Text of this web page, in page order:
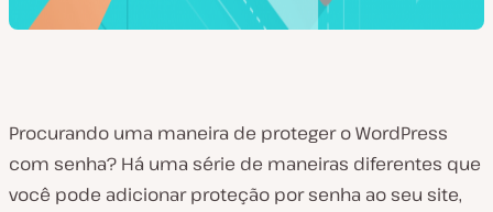
Procurando uma maneira de proteger o WordPress
com senha? Há uma série de maneiras diferentes que
você pode adicionar proteção por senha ao seu site,